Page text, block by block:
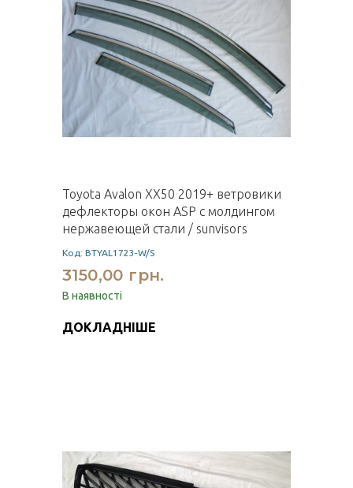
Toyota Avalon XX50 2019+ ветровики
дефлекторы окон ASP с молдингом
нержавеющей стали / sunvisors
Код: BTYAL1723-W/S
3150,00 грн.
В наявності
ДОКЛАДНІШЕ